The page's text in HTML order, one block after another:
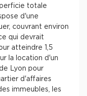
totale
d'une
couvrant environ
qui devrait
atteindre 1,5
la location d'un
Lyon pour
d'affaires
immeubles, les